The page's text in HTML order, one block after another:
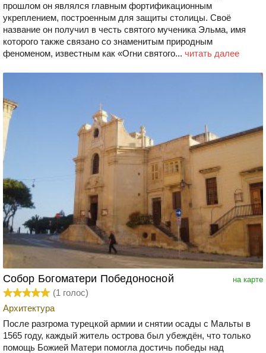
прошлом он являлся главным фортификационным
укреплением, построенным для защиты столицы. Своё
название он получил в честь святого мученика Эльма, имя
которого также связано со знаменитым природным
феноменом, известным как «Огни святого... читать далее
на карте
Собор Богоматери Победоносной
(1 голос)
Архитектура
После разгрома турецкой армии и снятии осады с Мальты в
1565 году, каждый житель острова был убеждён, что только
помощь Божией Матери помогла достичь победы над